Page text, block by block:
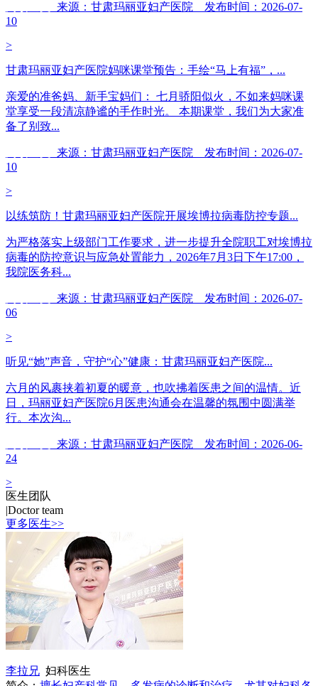
来源：甘肃玛丽亚妇产医院 发布时间：2026-07-
10
>
甘肃玛丽亚妇产医院妈咪课堂预告：手绘“马上有福”，...
亲爱的准爸妈、新手宝妈们： 七月骄阳似火，不如来妈咪课
堂享受一段清凉静谧的手作时光。 本期课堂，我们为大家准
备了别致...
来源：甘肃玛丽亚妇产医院 发布时间：2026-07-
10
>
以练筑防！甘肃玛丽亚妇产医院开展埃博拉病毒防控专题...
为严格落实上级部门工作要求，进一步提升全院职工对埃博拉
病毒的防控意识与应急处置能力，2026年7月3日下午17:00，
我院医务科...
来源：甘肃玛丽亚妇产医院 发布时间：2026-07-
06
>
听见“她”声音，守护“心”健康：甘肃玛丽亚妇产医院...
六月的风裹挟着初夏的暖意，也吹拂着医患之间的温情。近
日，玛丽亚妇产医院6月医患沟通会在温馨的氛围中圆满举
行。本次沟...
来源：甘肃玛丽亚妇产医院 发布时间：2026-06-
24
>
医生团队
|Doctor team
更多医生>>
李拉兄 妇科医生